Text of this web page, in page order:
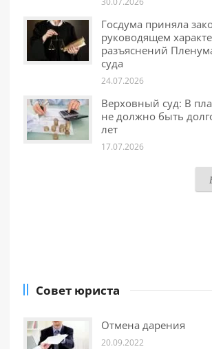
Госдума приняла
руководящем
разъяснений
суда
24.07.2026
Верховный суд: В
не должно быть
лет
17.07.2026
Совет юриста
Отмена дарения
20.09.2022